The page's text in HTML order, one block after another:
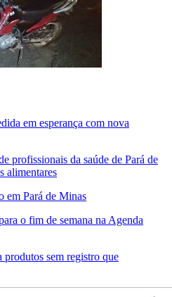
em esperança com nova
profissionais da saúde de Pará de
alimentares
em Pará de Minas
o fim de semana na Agenda
sem registro que